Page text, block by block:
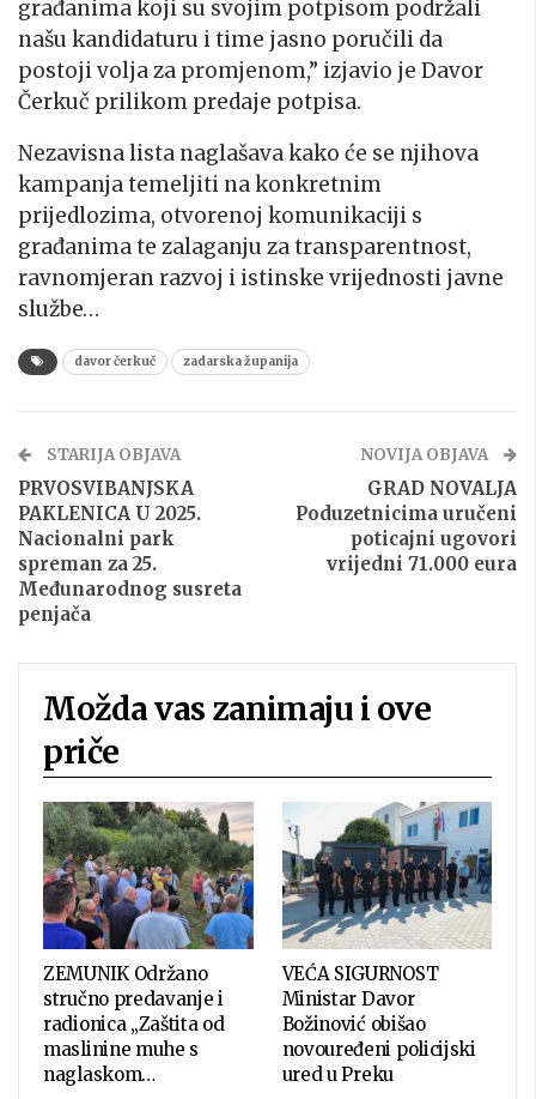
građanima koji su svojim potpisom podržali
našu kandidaturu i time jasno poručili da
postoji volja za promjenom,” izjavio je Davor
Čerkuč prilikom predaje potpisa.
Nezavisna lista naglašava kako će se njihova
kampanja temeljiti na konkretnim
prijedlozima, otvorenoj komunikaciji s
građanima te zalaganju za transparentnost,
ravnomjeran razvoj i istinske vrijednosti javne
službe…
davor čerkuč zadarska županija
STARIJA OBJAVA
PRVOSVIBANJSKA
PAKLENICA U 2025.
Nacionalni park
spreman za 25.
Međunarodnog susreta
penjača
NOVIJA OBJAVA
GRAD NOVALJA
Poduzetnicima uručeni
poticajni ugovori
vrijedni 71.000 eura
Možda vas zanimaju i ove
priče
ZEMUNIK Održano
stručno predavanje i
radionica „Zaštita od
maslinine muhe s
naglaskom…
VEĆA SIGURNOST
Ministar Davor
Božinović obišao
novouređeni policijski
ured u Preku